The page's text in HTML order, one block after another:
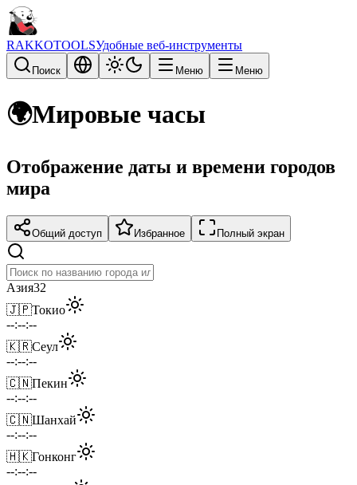
RAKKOTOOLSУдобные веб-инструменты
Поиск Меню Меню
🌍Мировые часы
Отображение даты и времени городов
мира
Общий доступ Избранное Полный экран
Азия32
🇯🇵Токио
--:--:--
🇰🇷Сеул
--:--:--
🇨🇳Пекин
--:--:--
🇨🇳Шанхай
--:--:--
🇭🇰Гонконг
--:--:--